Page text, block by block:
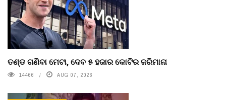
ତଣ୍ଡ ଗଣିବା ମେଟା, ଦେବ ୫ ହଜାର କୋଟିର ଜରିମାନା
14466 AUG 07, 2026